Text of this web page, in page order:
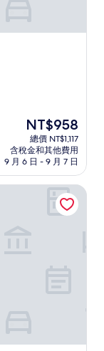
現
在
價
格
為
NT$958
NT$958
總價 NT$1,117
含稅金和其他費用
9 月 6 日 - 9 月 7 日